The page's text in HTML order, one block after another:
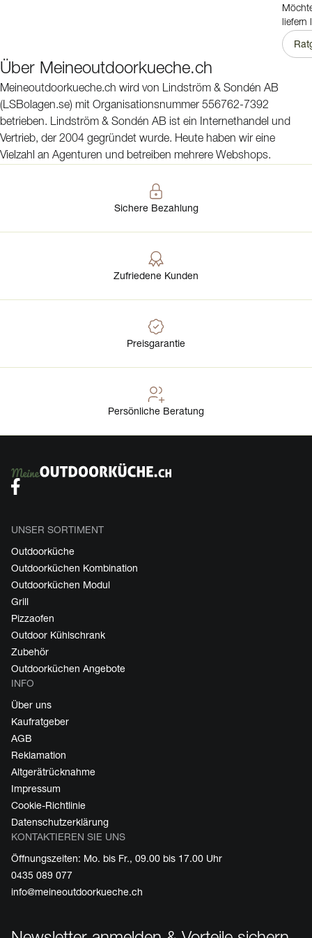
liefern
Über Meineoutdoorkueche.ch
Meineoutdoorkueche.ch wird von Lindström & Sondén AB
(LSBolagen.se) mit Organisationsnummer 556762-7392
betrieben. Lindström & Sondén AB ist ein Internethandel und
Vertrieb, der 2004 gegründet wurde. Heute haben wir eine
Vielzahl an Agenturen und betreiben mehrere Webshops.
Sichere Bezahlung
Zufriedene Kunden
Preisgarantie
Persönliche Beratung
UNSER SORTIMENT
Outdoorküche
Outdoorküchen Kombination
Outdoorküchen Modul
Grill
Pizzaofen
Outdoor Kühlschrank
Zubehör
Outdoorküchen Angebote
INFO
Über uns
Kaufratgeber
AGB
Reklamation
Altgerätrücknahme
Impressum
Cookie-Richtlinie
Datenschutzerklärung
KONTAKTIEREN SIE UNS
Öffnungszeiten: Mo. bis Fr., 09.00 bis 17.00 Uhr
0435 089 077
info@meineoutdoorkueche.ch